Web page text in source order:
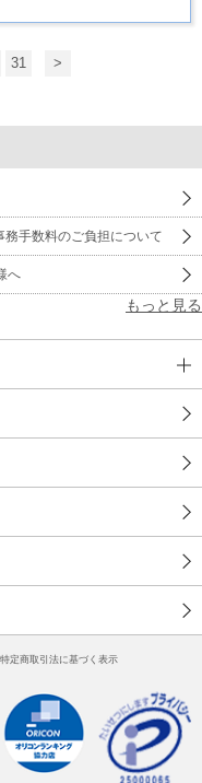
31 >
務手数料のご負担について
へ
もっと見る
特定商取引法に基づく表示